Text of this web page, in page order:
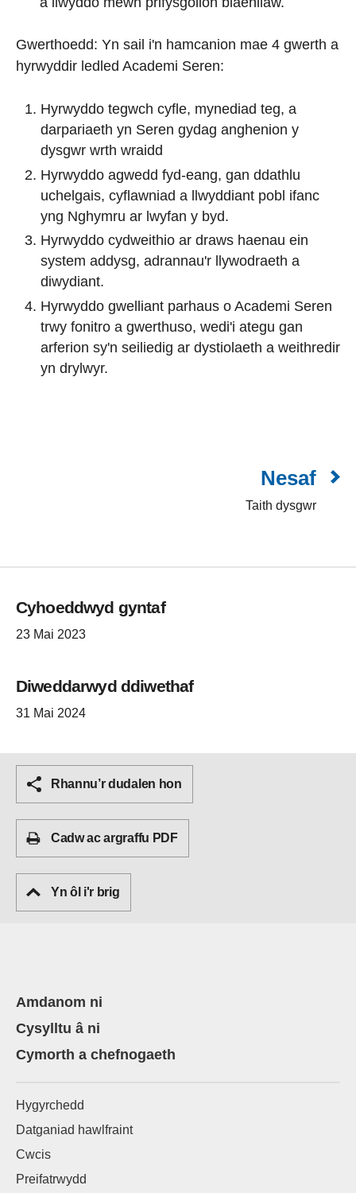
Gwerthoedd: Yn sail i'n hamcanion mae 4 gwerth a
hyrwyddir ledled Academi Seren:
Hyrwyddo tegwch cyfle, mynediad teg, a
darpariaeth yn Seren gydag anghenion y
dysgwr wrth wraidd
Hyrwyddo agwedd fyd-eang, gan ddathlu
uchelgais, cyflawniad a llwyddiant pobl ifanc
yng Nghymru ar lwyfan y byd.
Hyrwyddo cydweithio ar draws haenau ein
system addysg, adrannau'r llywodraeth a
diwydiant.
Hyrwyddo gwelliant parhaus o Academi Seren
trwy fonitro a gwerthuso, wedi'i ategu gan
arferion sy'n seiliedig ar dystiolaeth a weithredir
yn drylwyr.
Nesaf
Taith dysgwr
Cyhoeddwyd gyntaf
23 Mai 2023
Diweddarwyd ddiwethaf
31 Mai 2024
Rhannu’r dudalen hon
Cadw ac argraffu PDF
Yn ôl i'r brig
Amdanom ni
Cysylltu â ni
Cymorth a chefnogaeth
Hygyrchedd
Datganiad hawlfraint
Cwcis
Preifatrwydd